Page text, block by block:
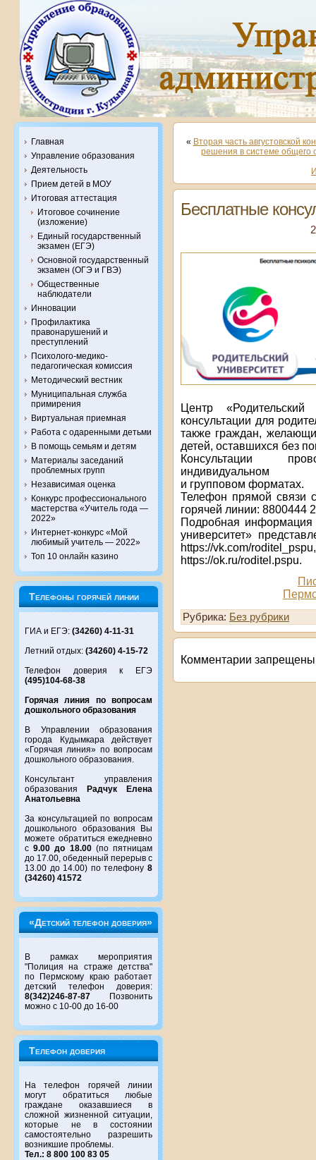
Главная
Управление образования
Деятельность
Прием детей в МОУ
Итоговая аттестация
Итоговое сочинение
(изложение)
Единый государственный
экзамен (ЕГЭ)
Основной государственный
экзамен (ОГЭ и ГВЭ)
Общественные
наблюдатели
Инновации
Профилактика
правонарушений и
преступлений
Психолого-медико-
педагогическая комиссия
Методический вестник
Муниципальная служба
примирения
Виртуальная приемная
Работа с одаренными детьми
В помощь семьям и детям
Материалы заседаний
проблемных групп
Независимая оценка
Конкурс профессионального
мастерства «Учитель года —
2022»
Интернет-конкурс «Мой
любимый учитель — 2022»
Топ 10 онлайн казино
Телефоны горячей линии
ГИА и ЕГЭ: (34260) 4-11-31
Летний отдых: (34260) 4-15-72
Телефон доверия к ЕГЭ
(495)104-68-38
Горячая линия по вопросам
дошкольного образования
В Управлении образования
города Кудымкара действует
«Горячая линия» по вопросам
дошкольного образования.
Консультант управления
образования
Радчук Елена
Анатольевна
За консультацией по вопросам
дошкольного образования Вы
можете обратиться ежедневно
с9.00 до 18.00(по пятницам
до 17.00, обеденный перерыв с
13.00 до 14.00) по телефону 8
(34260) 41572
«Детский телефон доверия»
В рамках мероприятия
"Полиция на страже детства"
по Пермскому краю работает
детский телефон доверия:
8(342)246-87-87 Позвонить
можно с 10-00 до 16-00
Телефон доверия
На телефон горячей линии
могут обратиться любые
граждане оказавшиеся в
сложной жизненной ситуации,
которые не в состоянии
самостоятельно разрешить
возникшие проблемы.
Тел.: 8 800 100 83 05
« Вторая часть августовской
решения в системе общего
Бесплатные
Центр «Родительский
консультации для
также граждан,
детей, оставшихся без
Консультации
индивидуальном
и групповом форматах.
Телефон прямой связи
горячей линии: 8800444
Подробная информация
университет»
https://vk.com/
https://ok.ru/roditel.pspu.
Рубрика: Без рубрики
Комментарии